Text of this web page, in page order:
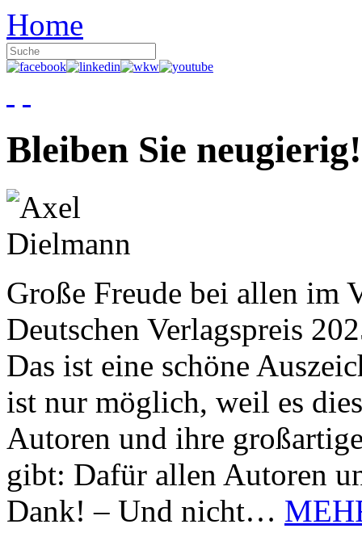
Home
Bleiben Sie neugierig!
Große Freude bei allen im
Deutschen Verlagspreis
Das ist eine schöne
ist nur möglich, weil es
Autoren und ihre
gibt: Dafür allen Autoren
Dank! – Und nicht…